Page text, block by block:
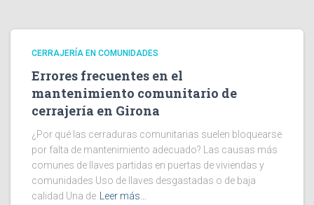
CERRAJERÍA EN COMUNIDADES
Errores frecuentes en el
mantenimiento comunitario de
cerrajería en Girona
¿Por qué las cerraduras comunitarias suelen bloquearse
por falta de mantenimiento adecuado? Las causas más
comunes de llaves partidas en puertas de viviendas y
comunidades Uso de llaves desgastadas o de baja
calidad Una de
Leer más…